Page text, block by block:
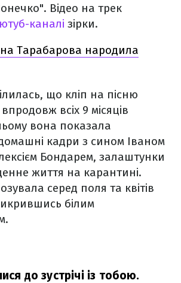
Відео на трек
ютуб-каналі зірки.
Тарабарова народила
що кліп на пісню
всіх 9 місяців
вона показала
кадри з сином Іваном
Бондарем, залаштунки
життя на карантині.
серед поля та квітів
білим
до зустрічі із тобою.